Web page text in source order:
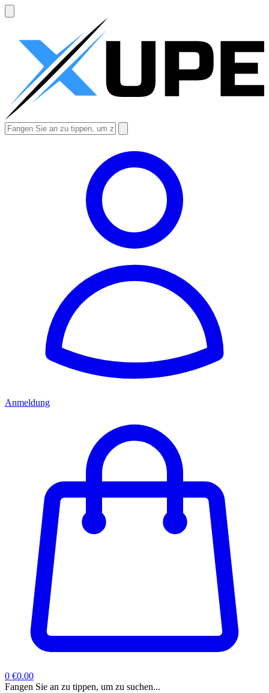
Anmeldung
0 €0.00
Fangen Sie an zu tippen, um zu suchen...